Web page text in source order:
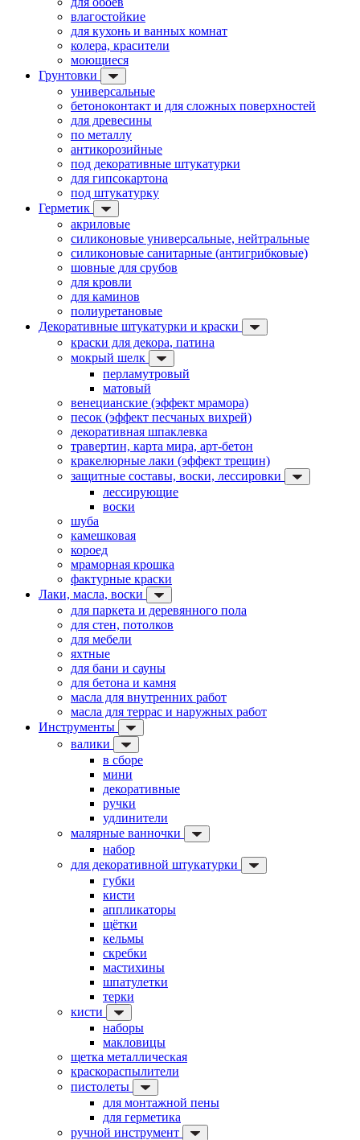
влагостойкие
для кухонь и ванных комнат
колера, красители
моющиеся
Грунтовки
универсальные
бетоноконтакт и для сложных поверхностей
для древесины
по металлу
антикорозийные
под декоративные штукатурки
для гипсокартона
под штукатурку
Герметик
акриловые
силиконовые универсальные, нейтральные
силиконовые санитарные (антигрибковые)
шовные для срубов
для кровли
для каминов
полиуретановые
Декоративные штукатурки и краски
краски для декора, патина
мокрый шелк
перламутровый
матовый
венецианские (эффект мрамора)
песок (эффект песчаных вихрей)
декоративная шпаклевка
травертин, карта мира, арт-бетон
кракелюрные лаки (эффект трещин)
защитные составы, воски, лессировки
лессирующие
воски
шуба
камешковая
короед
мраморная крошка
фактурные краски
Лаки, масла, воски
для паркета и деревянного пола
для стен, потолков
для мебели
яхтные
для бани и сауны
для бетона и камня
масла для внутренних работ
масла для террас и наружных работ
Инструменты
валики
в сборе
мини
декоративные
ручки
удлинители
малярные ванночки
набор
для декоративной штукатурки
губки
кисти
аппликаторы
щётки
кельмы
скребки
мастихины
шпатулетки
терки
кисти
наборы
макловицы
щетка металлическая
краскораспылители
пистолеты
для монтажной пены
для герметика
ручной инструмент